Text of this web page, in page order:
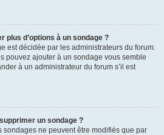
plus d’options à un sondage ?
est décidée par les administrateurs du forum.
pouvez ajouter à un sondage vous semble
à un administrateur du forum s’il est
un sondage ?
sondages ne peuvent être modifiés que par